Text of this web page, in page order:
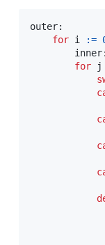
outer:
for i :=
        inner
:
for j